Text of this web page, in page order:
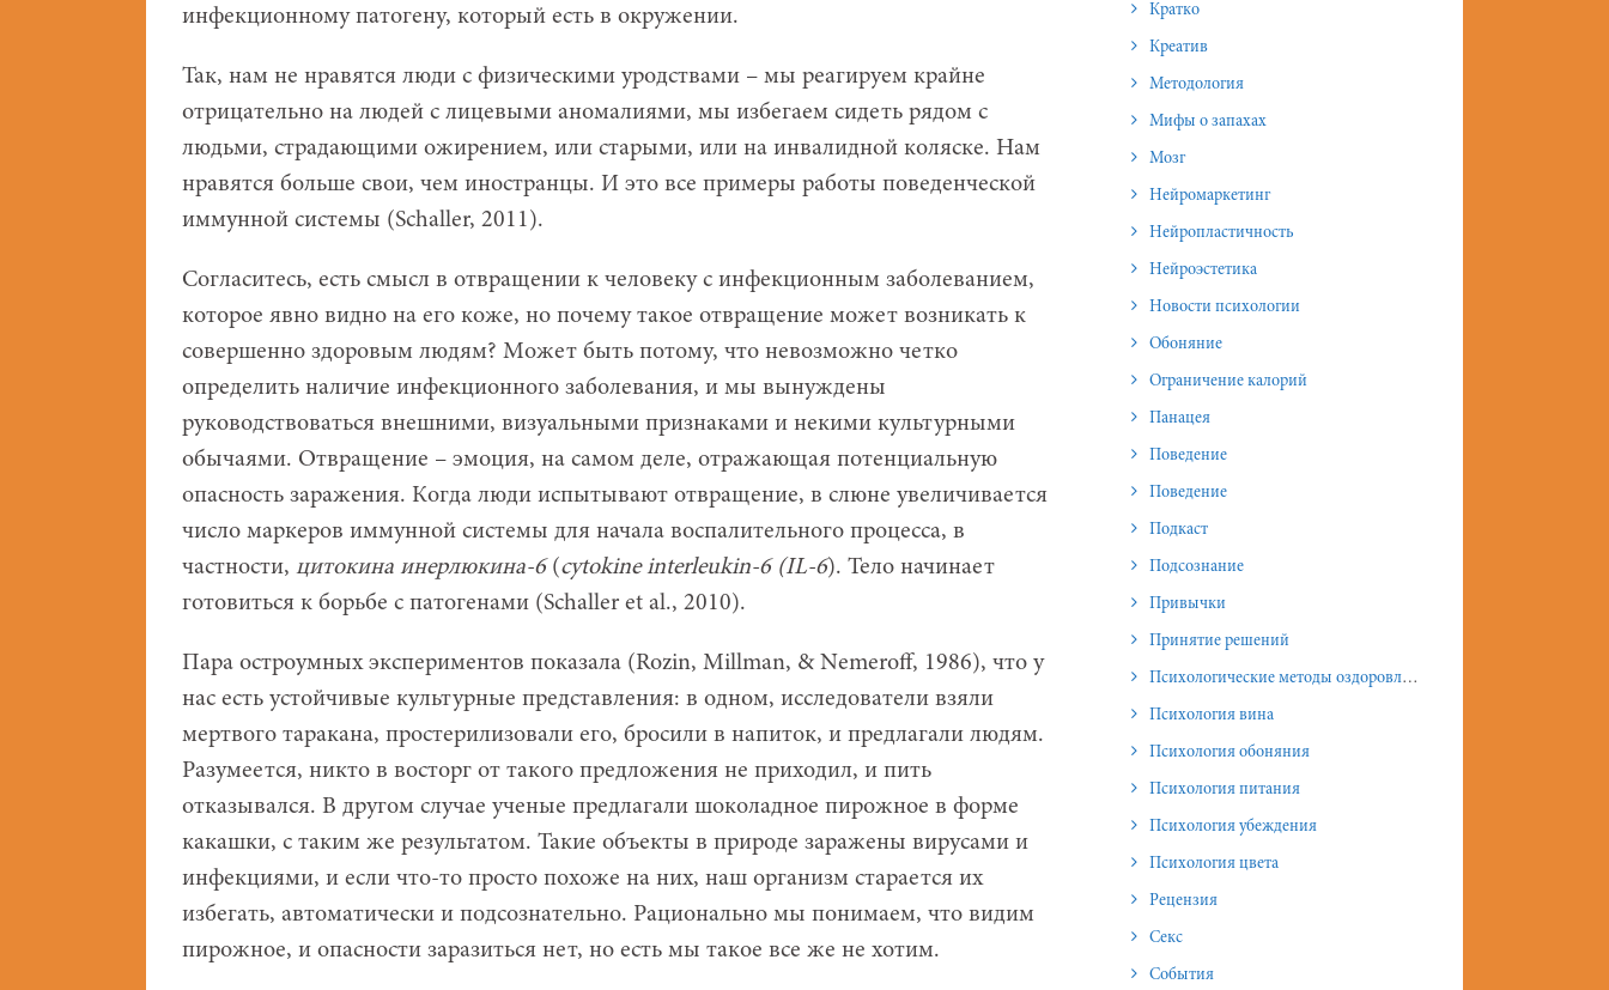
инфекционному патогену, который есть в окружении.
Так, нам не нравятся люди с физическими уродствами – мы реагируем крайне
отрицательно на людей с лицевыми аномалиями, мы избегаем сидеть рядом с
людьми, страдающими ожирением, или старыми, или на инвалидной коляске. Нам
нравятся больше свои, чем иностранцы. И это все примеры работы поведенческой
иммунной системы (Schaller, 2011).
Согласитесь, есть смысл в отвращении к человеку с инфекционным заболеванием,
которое явно видно на его коже, но почему такое отвращение может возникать к
совершенно здоровым людям? Может быть потому, что невозможно четко
определить наличие инфекционного заболевания, и мы вынуждены
руководствоваться внешними, визуальными признаками и некими культурными
обычаями. Отвращение – эмоция, на самом деле, отражающая потенциальную
опасность заражения. Когда люди испытывают отвращение, в слюне увеличивается
число маркеров иммунной системы для начала воспалительного процесса, в
частности, цитокина инерлюкина-6(cytokine interleukin-6 (IL-6). Тело начинает
готовиться к борьбе с патогенами (Schaller et al., 2010).
Пара остроумных экспериментов показала (Rozin, Millman, & Nemeroff, 1986), что у
нас есть устойчивые культурные представления: в одном, исследователи взяли
мертвого таракана, простерилизовали его, бросили в напиток, и предлагали людям.
Разумеется, никто в восторг от такого предложения не приходил, и пить
отказывался. В другом случае ученые предлагали шоколадное пирожное в форме
какашки, с таким же результатом. Такие объекты в природе заражены вирусами и
инфекциями, и если что-то просто похоже на них, наш организм старается их
избегать, автоматически и подсознательно. Рационально мы понимаем, что видим
пирожное, и опасности заразиться нет, но есть мы такое все же не хотим.
Кратко
Креатив
Методология
Мифы о запахах
Мозг
Нейромаркетинг
Нейропластичность
Нейроэстетика
Новости психологии
Обоняние
Ограничение калорий
Панацея
Поведение
Поведение
Подкаст
Подсознание
Привычки
Принятие решений
Психологические методы оздоровления и омоложения
Психология вина
Психология обоняния
Психология питания
Психология убеждения
Психология цвета
Рецензия
Секс
События